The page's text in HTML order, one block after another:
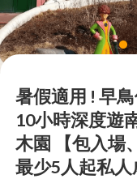
lens
暑假適用 ! 早
10小時深度遊
木園 【包入場
最少5人起私